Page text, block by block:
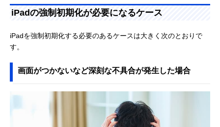
iPadの強制初期化が必要になるケース
iPadを強制初期化する必要のあるケースは大きく次のとおりで
す。
画面がつかないなど深刻な不具合が発生した場合